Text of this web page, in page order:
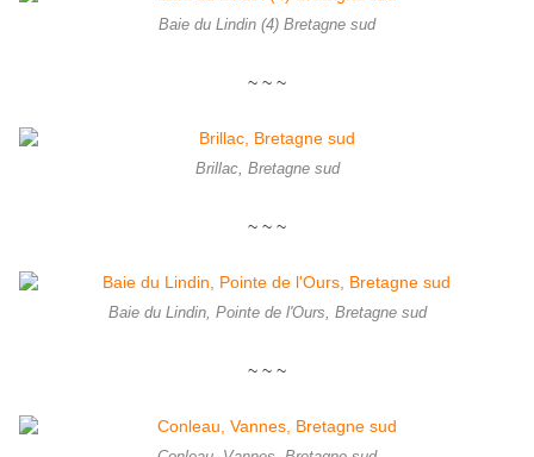
Baie du Lindin (4) Bretagne sud
~ ~ ~
Brillac, Bretagne sud
~ ~ ~
Baie du Lindin, Pointe de l'Ours, Bretagne sud
~ ~ ~